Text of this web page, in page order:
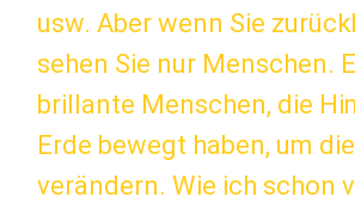
usw. Aber wenn Sie
sehen Sie nur Menschen.
brillante Menschen, die
Erde bewegt haben, um
verändern. Wie ich schon